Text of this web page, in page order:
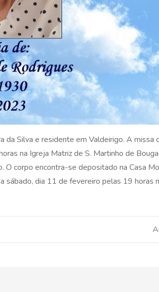
da Silva e residente em Valdeirigo. A
na Igreja Matriz de S. Martinho de
O corpo encontra-se depositado na Casa
sábado, dia 11 de fevereiro pelas 19 horas